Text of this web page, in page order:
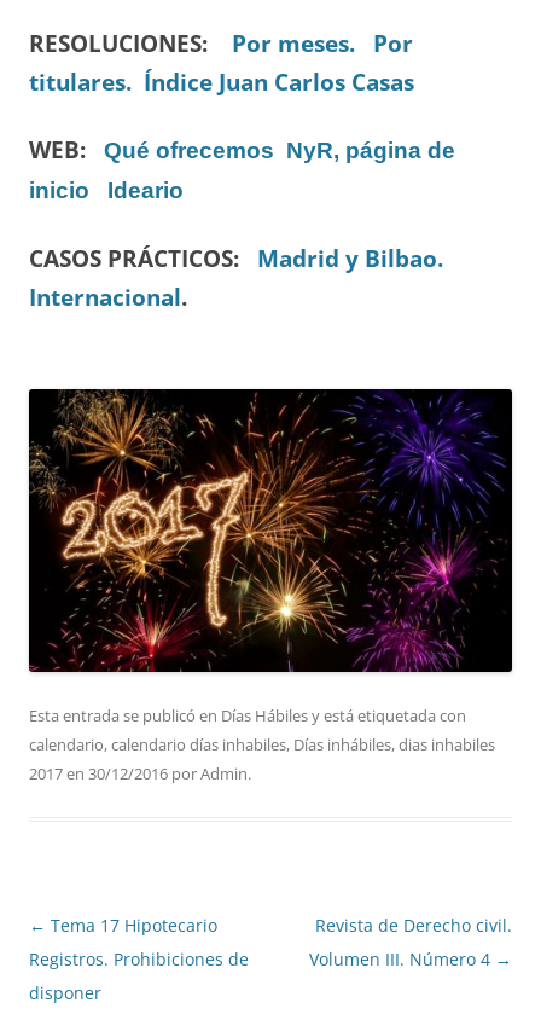
RESOLUCIONES: Por meses.
Por
titulares. Índice Juan Carlos Casas
WEB: Qué ofrecemos NyR, página de
inicio
Ideario
CASOS PRÁCTICOS: Madrid y Bilbao.
Internacional.
Esta entrada se publicó en Días Hábilesy está etiquetada con
calendario,calendario días inhabiles, Días inhábiles,dias inhabiles
2017en 30/12/2016 porAdmin.
Navegación
de
entradas
← Tema 17 Hipotecario
Registros. Prohibiciones de
disponer
Revista de Derecho civil.
Volumen III. Número 4 →